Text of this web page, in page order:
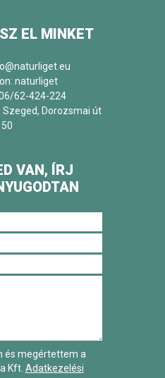
EL MINKET
naturliget
62-424-224
Dorozsmai út
50
VAN, ÍRJ
és megértettem a
Kft. Adatkezelési